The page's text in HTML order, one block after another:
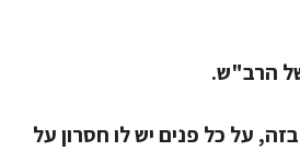
על כל פנים יש לו חסרון על